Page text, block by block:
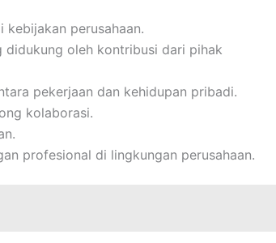
kebijakan perusahaan.
didukung oleh kontribusi dari pihak
pekerjaan dan kehidupan pribadi.
kolaborasi.
profesional di lingkungan perusahaan.